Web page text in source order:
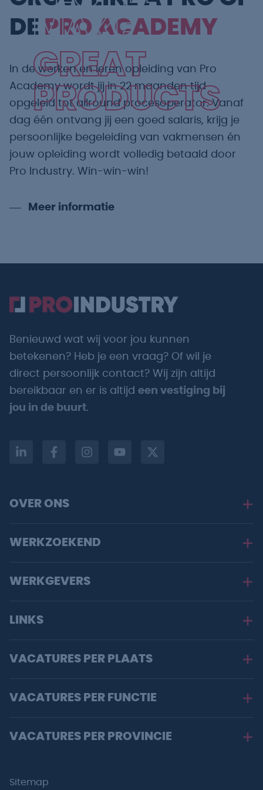
MAKE
GREAT
PRODUCTS
DE PRO ACADEMY
In de werken en leren opleiding van Pro
Academy wordt jij in 22 maanden tijd
opgeleid tot allround procesoperator. Vanaf
dag één ontvang jij een goed salaris, krijg je
persoonlijke begeleiding van vakmensen én
jouw opleiding wordt volledig betaald door
Pro Industry. Win-win-win!
Meer informatie
Benieuwd wat wij voor jou kunnen
betekenen? Heb je een vraag? Of wil je
direct persoonlijk contact? Wij zijn altijd
bereikbaar en er is altijd een vestiging bij
jou in de buurt.
OVER ONS
WERKZOEKEND
WERKGEVERS
LINKS
VACATURES PER PLAATS
VACATURES PER FUNCTIE
VACATURES PER PROVINCIE
Sitemap